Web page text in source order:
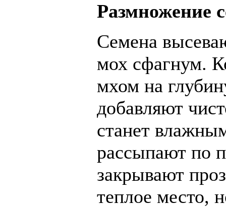
Размножение
Семена
мох сфагнум.
мхом на
добавляют
станет
рассыпают по
закрывают
теплое место,